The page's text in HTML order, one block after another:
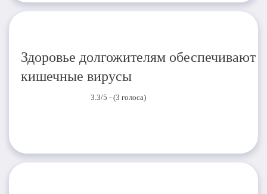
Здоровье долгожителям обеспечивают
кишечные вирусы
3.3/5 - (3 голоса)